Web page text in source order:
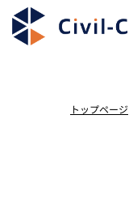
トップページ